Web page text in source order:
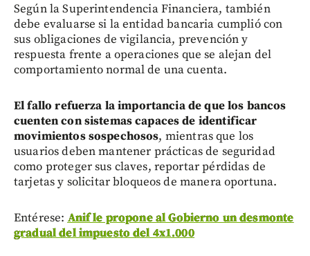
Según la Superintendencia Financiera, también
debe evaluarse si la entidad bancaria cumplió con
sus obligaciones de vigilancia, prevención y
respuesta frente a operaciones que se alejan del
comportamiento normal de una cuenta.
El fallo refuerza la importancia de que los bancos
cuenten con sistemas capaces de identificar
movimientos sospechosos, mientras que los
usuarios deben mantener prácticas de seguridad
como proteger sus claves, reportar pérdidas de
tarjetas y solicitar bloqueos de manera oportuna.
Entérese: Anif le propone al Gobierno un desmonte
gradual del impuesto del 4x1.000